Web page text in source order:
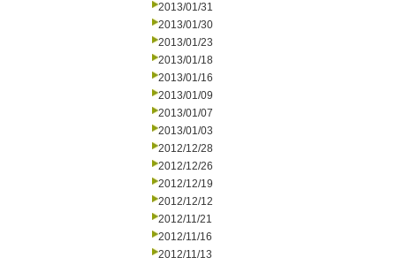
2013/01/31
2013/01/30
2013/01/23
2013/01/18
2013/01/16
2013/01/09
2013/01/07
2013/01/03
2012/12/28
2012/12/26
2012/12/19
2012/12/12
2012/11/21
2012/11/16
2012/11/13